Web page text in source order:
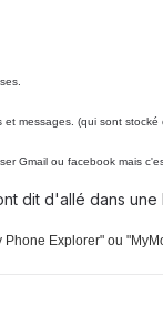
messages. (qui sont
Gmail ou facebook mais
dit d'allé dans
Phone Explorer" ou